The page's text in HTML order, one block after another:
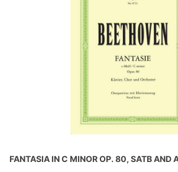
FANTASIA IN C MINOR OP. 80, SATB AND